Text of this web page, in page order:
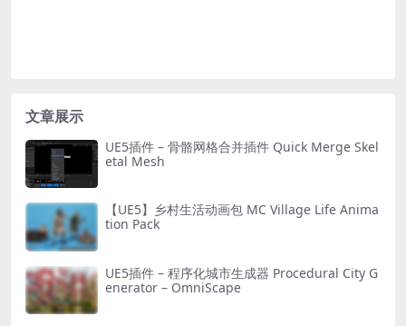
文章展示
UE5插件 – 骨骼网格合并插件 Quick Merge Skel
etal Mesh
【UE5】乡村生活动画包 MC Village Life Anima
tion Pack
UE5插件 – 程序化城市生成器 Procedural City G
enerator – OmniScape